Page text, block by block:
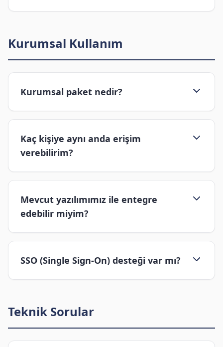
Kurumsal Kullanım
Kurumsal paket nedir?
Kaç kişiye aynı anda erişim
verebilirim?
Mevcut yazılımımız ile entegre
edebilir miyim?
SSO (Single Sign-On) desteği var mı?
Teknik Sorular